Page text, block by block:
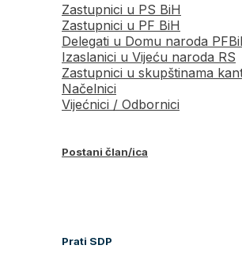
Zastupnici u PS BiH
Zastupnici u PF BiH
Delegati u Domu naroda
Izaslanici u Vijeću naroda RS
Zastupnici u skupštinama
Načelnici
Vijećnici / Odbornici
Postani član/ica
Prati SDP